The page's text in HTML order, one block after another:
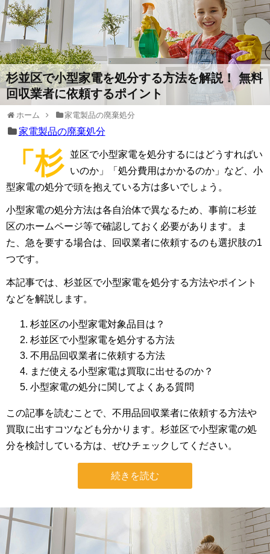
杉並区で小型家電を処分する方法を解説！ 無料
回収業者に依頼するポイント
ホーム 家電製品の廃棄処分
家電製品の廃棄処分
「杉
並区で小型家電を処分するにはどうすればい
いのか」「処分費用はかかるのか」など、小
型家電の処分で頭を抱えている方は多いでしょう。
小型家電の処分方法は各自治体で異なるため、事前に杉並
区のホームページ等で確認しておく必要があります。ま
た、急を要する場合は、回収業者に依頼するのも選択肢の1
つです。
本記事では、杉並区で小型家電を処分する方法やポイント
などを解説します。
杉並区の小型家電対象品目は？
杉並区で小型家電を処分する方法
不用品回収業者に依頼する方法
まだ使える小型家電は買取に出せるのか？
小型家電の処分に関してよくある質問
この記事を読むことで、不用品回収業者に依頼する方法や
買取に出すコツなども分かります。杉並区で小型家電の処
分を検討している方は、ぜひチェックしてください。
続きを読む